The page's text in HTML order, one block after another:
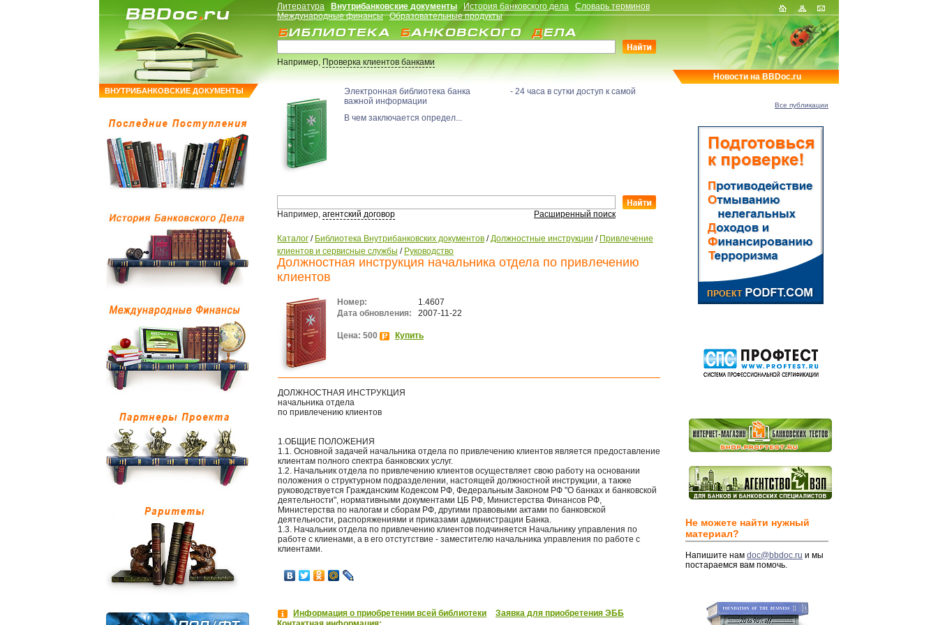
ВНУТРИБАНКОВСКИЕ ДОКУМЕНТЫ
Литература Внутрибанковские документы История банковского дела
Словарь терминов
Международные финансы
Образовательные продукты
Например,Проверка клиентов банками
Электронная библиотека банка - 24 часа в сутки доступ к самой
важной информации
В чем заключается определ...
Например, агентский договор Расширенный поиск
Каталог / Библиотека Внутрибанковских документов /Должностные инструкции / Привлечение
клиентов и сервисные службы / Руководство
Должностная инструкция начальника отдела по привлечению
клиентов
Номер:
1.4607
Дата обновления:
2007-11-22
Цена: 500 Купить
ДОЛЖНОСТНАЯ ИНСТРУКЦИЯ
начальника отдела
по привлечению клиентов
1.ОБЩИЕ ПОЛОЖЕНИЯ
1.1. Основной задачей начальника отдела по привлечению клиентов является предоставление
клиентам полного спектра банковских услуг.
1.2. Начальник отдела по привлечению клиентов осуществляет свою работу на основании
положения о структурном подразделении, настоящей должностной инструкции, а также
руководствуется Гражданским Кодексом РФ, Федеральным Законом РФ "О банках и банковской
деятельности", нормативными документами ЦБ РФ, Министерства Финансов РФ,
Министерства по налогам и сборам РФ, другими правовыми актами по банковской
деятельности, распоряжениями и приказами администрации Банка.
1.3. Начальник отдела по привлечению клиентов подчиняется Начальнику управления по
работе с клиенами, а в его отстутствие - заместителю начальника управления по работе с
клиентами.
Информация о приобретении всей библиотеки
Заявка для приобретения ЭББ
Новости на BBDoc.ru
Все публикации
Не можете найти нужный
материал?
Напишите нам doc@bbdoc.ru и мы
постараемся вам помочь.